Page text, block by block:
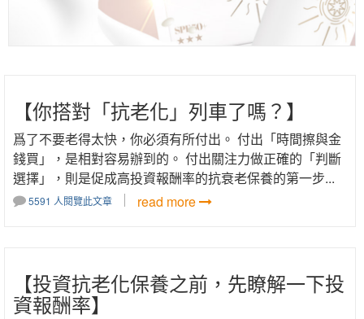
【你搭對「抗老化」列車了嗎？】
爲了不要老得太快，你必須有所付出。 付出「時間擦與金
錢買」，是相對容易辦到的。 付出關注力做正確的「判斷
選擇」，則是促成高投資報酬率的抗衰老保養的第一步...
5591 人閱覽此文章 read more
【投資抗老化保養之前，先瞭解一下投
資報酬率】